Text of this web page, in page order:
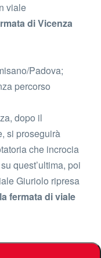
viale
di Vicenza
Padova;
percorso
dopo il
si proseguirà
che incrocia
quest’ultima, poi
Giuriolo ripresa
fermata di viale